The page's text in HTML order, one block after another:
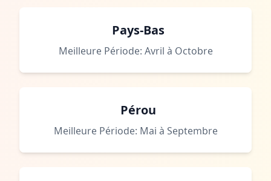
Pays-Bas
Meilleure Période: Avril à Octobre
Pérou
Meilleure Période: Mai à Septembre